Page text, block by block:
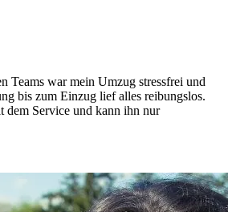
Teams war mein Umzug stressfrei und
bis zum Einzug lief alles reibungslos.
dem Service und kann ihn nur